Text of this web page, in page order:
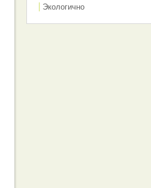
Экологично